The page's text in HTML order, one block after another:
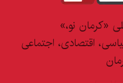
نو،»
اقتصادی، اجتماعی